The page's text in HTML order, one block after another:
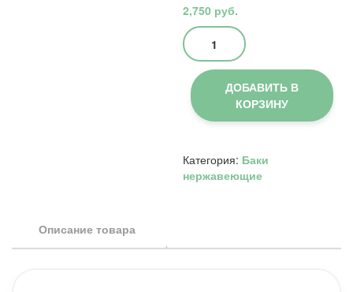
2,750 руб.
Количество
товара
Бак
нерж.
навесной
40л
для
печи
ДОБАВИТЬ В
КОРЗИНУ
Категория: Баки
нержавеющие
Описание товара